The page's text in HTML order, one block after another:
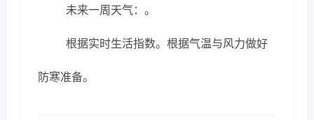
未来一周天气：。
根据实时生活指数。根据气温与风力做好
防寒准备。